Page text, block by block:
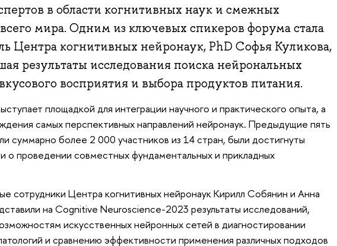
в области когнитивных наук и смежных
всего мира. Одним из ключевых спикеров форума стала
Центра когнитивных нейронаук, PhD Софья Куликова,
результаты исследования поиска нейрональных
восприятия и выбора продуктов питания.
площадкой для интеграции научного и практического опыта, а
самых перспективных направлений нейронаук. Предыдущие пять
суммарно более 2 000 участников из 14 стран, были достигнуты
о проведении совместных фундаментальных и прикладных
сотрудники Центра когнитивных нейронаук Кирилл Собянин и Анна
на Cognitive Neuroscience-2023 результаты исследований,
искусственных нейронных сетей в диагностировании
и сравнению эффективности применения различных подходов